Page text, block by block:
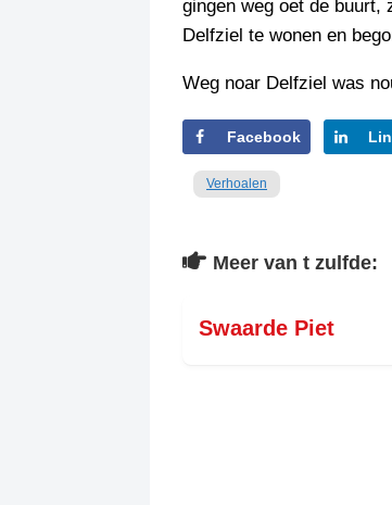
gingen weg oet de buurt,
Delfziel te wonen en
Weg noar Delfziel was
Facebook
Verhoalen
Meer van t zulfde:
Swaarde Piet